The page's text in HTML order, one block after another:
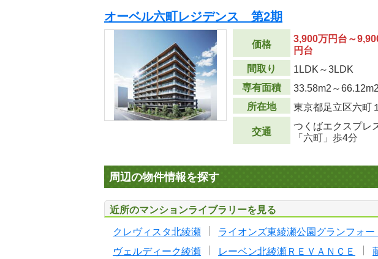
オーベル六町レジデンス 第2期
価格
3,900万円台～
円台
間取り
1LDK～3LDK
専有面積
33.58m2 ～66.12m2
所在地
東京都足立区六町１
交通
つくばエクスプレ
「六町」歩4分
周辺の物件情報を探す
近所のマンションライブラリーを見る
クレヴィスタ北綾瀬 ライオンズ東綾瀬公園グランフォー
ヴェルディーク綾瀬
レーベン北綾瀬ＲＥＶＡＮＣＥ